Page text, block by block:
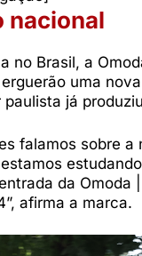
nacional
no Brasil, a
uma
já
falamos sobre
da Omoda
afirma a marca.